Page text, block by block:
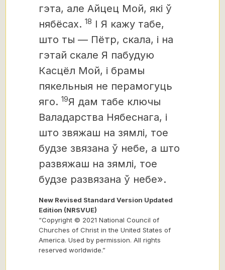
гэта, але Айцец Мой, які ў
нябёсах. 18 I Я кажу табе,
што ты — Пётр, скала, і на
гэтай скале Я пабудую
Касцёл Мой, і брамы
пякельныя не перамогуць
яго. 19Я дам табе ключы
Валадарства Нябеснага, і
што звяжаш на зямлі, тое
будзе звязана ў небе, а што
развяжаш на зямлі, тое
будзе развязана ў небе».
New Revised Standard Version Updated
Edition (NRSVUE)
“Copyright © 2021 National Council of
Churches of Christ in the United States of
America. Used by permission. All rights
reserved worldwide.”